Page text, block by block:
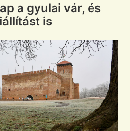
a gyulai vár, és
is